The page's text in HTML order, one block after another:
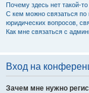
Почему здесь нет такой-
С кем можно связаться по
юридических вопросов,
Как мне связаться с
Вход на
Зачем мне нужно